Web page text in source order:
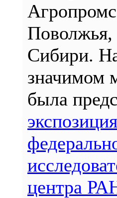
Поволжья,
Сибири.
значимом
была
центра